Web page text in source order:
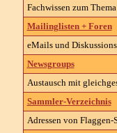
Fachwissen zum
Mailinglisten + Foren
eMails und
Newsgroups
Austausch mit
Sammler-Verzeichnis
Adressen von